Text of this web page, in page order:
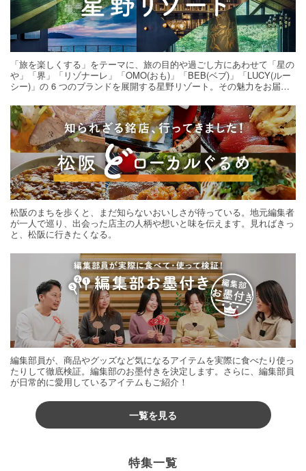
「旅を楽しくする」をテーマに、旅の目的や過ごし方にあわせて「星の
や」「界」「リゾナーレ」「OMO(おも)」「BEB(ベブ)」「LUCY(ルー
シー)」の 6 つのブランドを展開する星野リゾート。その魅力をお届け
松阪のまちを歩くと、まだ知らないおいしさが待っている。地元編集者
が一人で巡り、出会った店主の人柄や想いと味を伝えます。見ればきっ
と、松阪に行きたくなる。
編集部員が、商品やグッズなど気になるアイテムを実際に食べたり使っ
たりして徹底検証。編集部のお墨付きを決定します。さらに、編集部員
が日常的に愛用しているアイテムもご紹介！
一覧を見る
特集一覧